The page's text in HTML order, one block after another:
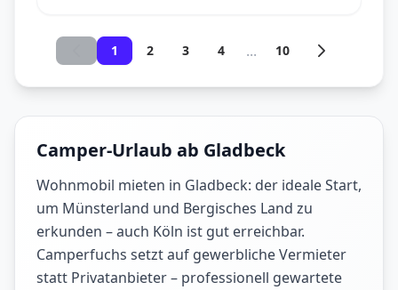
1 2 3 4 ... 10
Camper-Urlaub ab Gladbeck
Wohnmobil mieten in Gladbeck: der ideale Start,
um Münsterland und Bergisches Land zu
erkunden – auch Köln ist gut erreichbar.
Camperfuchs setzt auf gewerbliche Vermieter
statt Privatanbieter – professionell gewartete